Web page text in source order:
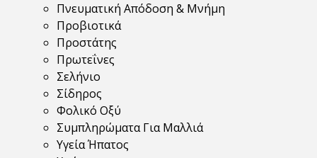
Πνευματική Απόδοση & Μνήμη
Προβιοτικά
Προστάτης
Πρωτεΐνες
Σελήνιο
Σίδηρος
Φολικό Οξύ
Συμπληρώματα Για Μαλλιά
Υγεία Ήπατος